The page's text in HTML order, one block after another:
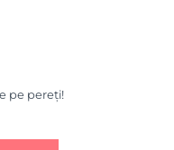
pe pereți!